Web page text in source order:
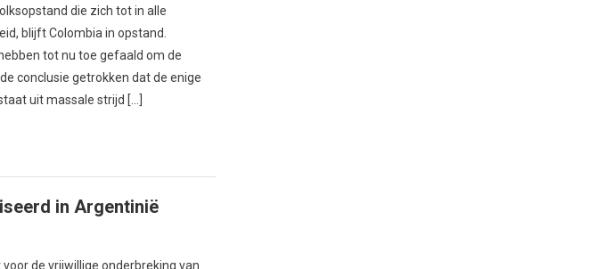
die zich tot in alle
blijft Colombia in opstand.
tot nu toe gefaald om de
conclusie getrokken dat de enige
uit massale strijd […]
in Argentinië
de vrijwillige onderbreking van